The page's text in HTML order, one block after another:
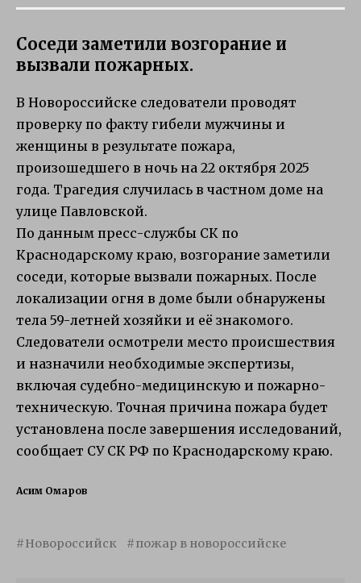
Соседи заметили возгорание и
вызвали пожарных.
В Новороссийске следователи проводят
проверку по факту гибели мужчины и
женщины в результате пожара,
произошедшего в ночь на 22 октября 2025
года. Трагедия случилась в частном доме на
улице Павловской.
По данным пресс-службы СК по
Краснодарскому краю, возгорание заметили
соседи, которые вызвали пожарных. После
локализации огня в доме были обнаружены
тела 59-летней хозяйки и её знакомого.
Следователи осмотрели место происшествия
и назначили необходимые экспертизы,
включая судебно-медицинскую и пожарно-
техническую. Точная причина пожара будет
установлена после завершения исследований,
сообщает СУ СК РФ по Краснодарскому краю.
Асим Омаров
Новороссийск пожар в новороссийске